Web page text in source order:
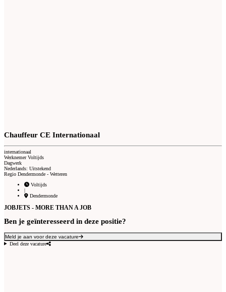
Chauffeur CE Internationaal
internationaal
Werknemer Voltijds
Dagwerk
Nederlands: Uitstekend
Regio Dendermonde - Wetteren
Voltijds
|
Dendermonde
JOBJETS - MORE THAN A JOB
Ben je geïnteresseerd in deze positie?
Meld je aan voor deze vacature
Deel deze vacature